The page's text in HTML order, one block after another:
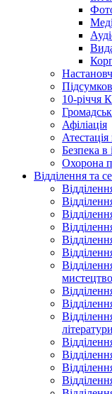
10-річчя
Афіліація
Безпека в
Охорона
Відділення та
літератури